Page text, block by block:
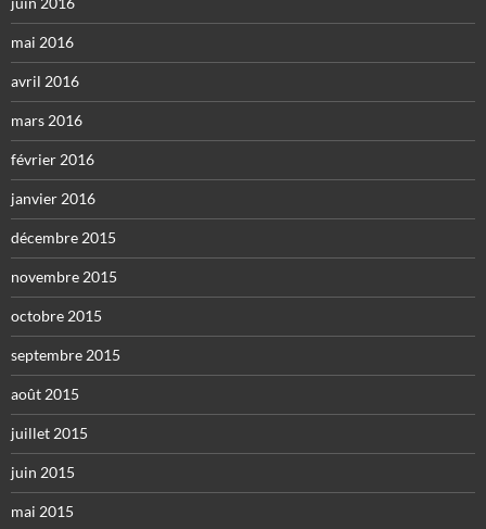
mai 2016
avril 2016
mars 2016
février 2016
janvier 2016
décembre 2015
novembre 2015
octobre 2015
septembre 2015
août 2015
juillet 2015
juin 2015
mai 2015